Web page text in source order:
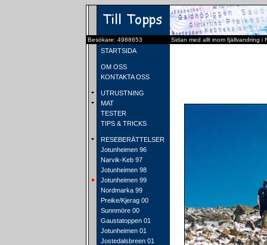
Besökare: 4988653 Sidan med allt inom fjällvandring i
STARTSIDA
OM OSS
KONTAKTA OSS
UTRUSTNING
MAT
TESTER
TIPS & TRICKS
RESEBERÄTTELSER
Jotunheimen 96
Narvik-Keb 97
Jotunheimen 98
Jotunheimen 99
Nordmarka 99
Preike/Kjerag 00
Sunnmöre 00
Gaustatoppen 01
Jotunheimen 01
Jostedalsbreen 01